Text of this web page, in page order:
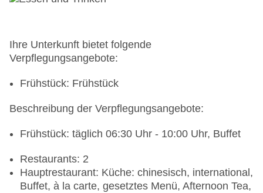
Ihre Unterkunft bietet folgende
Verpflegungsangebote:
Frühstück: Frühstück
Beschreibung der Verpflegungsangebote:
Frühstück: täglich 06:30 Uhr - 10:00 Uhr, Buffet
Restaurants: 2
Hauptrestaurant: Küche: chinesisch, international,
Buffet, à la carte, gesetztes Menü, Afternoon Tea,